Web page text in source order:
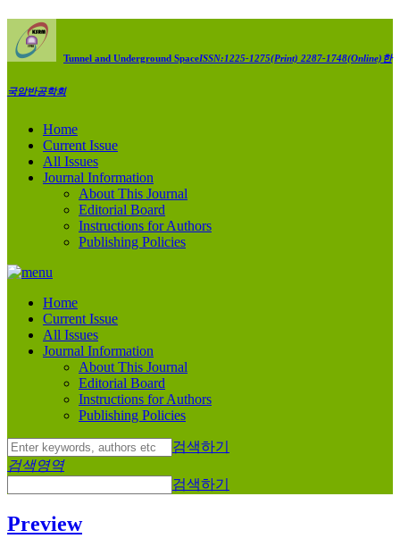
Tunnel and Underground SpaceISSN:1225-1275(Print) 2287-1748(Online) 한
국암반공학회
Home
Current Issue
All Issues
Journal Information
About This Journal
Editorial Board
Instructions for Authors
Publishing Policies
Home
Current Issue
All Issues
Journal Information
About This Journal
Editorial Board
Instructions for Authors
Publishing Policies
검색하기
검색영역
검색하기
Preview